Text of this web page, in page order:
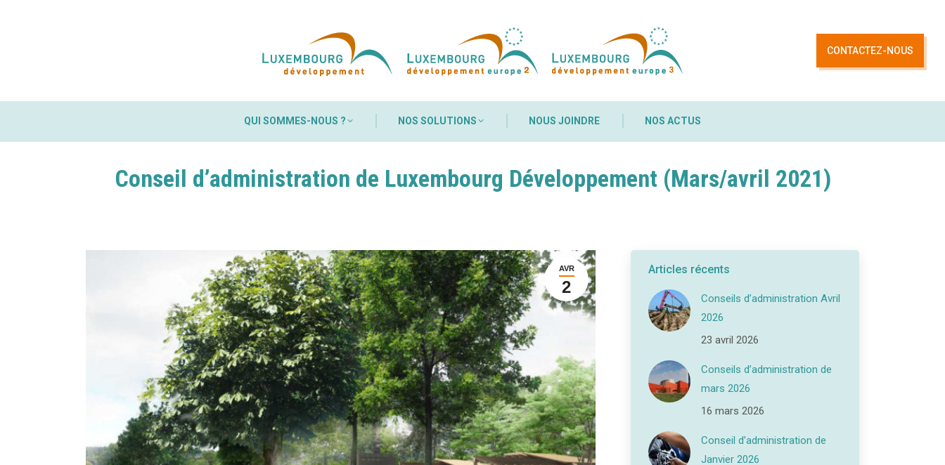
CONTACTEZ-NOUS
QUI SOMMES-NOUS ? NOS SOLUTIONS NOUS JOINDRE NOS ACTUS
Conseil d’administration de Luxembourg Développement (Mars/avril 2021)
AVR
2
Articles récents
Conseils d’administration Avril
2026
23 avril 2026
Conseils d’administration de
mars 2026
16 mars 2026
Conseil d’administration de
Janvier 2026